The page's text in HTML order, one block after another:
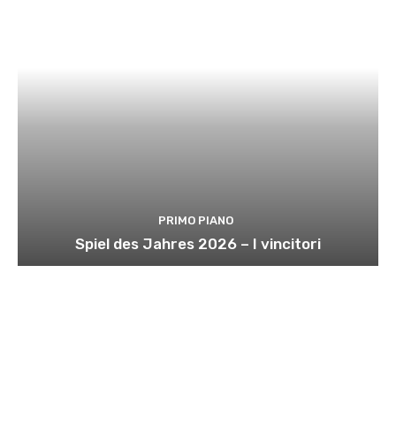
PRIMO PIANO
Spiel des Jahres 2026 – I vincitori